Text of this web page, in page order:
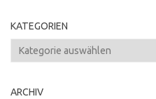
KATEGORIEN
Kategorien
ARCHIV